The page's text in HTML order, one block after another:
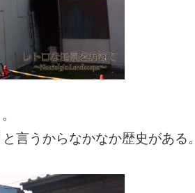
言うからなかなか歴史がある。